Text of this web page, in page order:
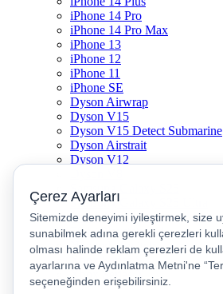
iPhone 14 Pro
iPhone 14 Pro Max
iPhone 13
iPhone 12
iPhone 11
iPhone SE
Dyson Airwrap
Dyson V15
Dyson V15 Detect Submarine
Dyson Airstrait
Dyson V12
Samsung Galaxy S25
Samsung Galaxy S25 Ultra
PS5 / Playstation 5
PS4 / Playstation 4
Nintendo Switch
Xbox Series S
Xbox Series X